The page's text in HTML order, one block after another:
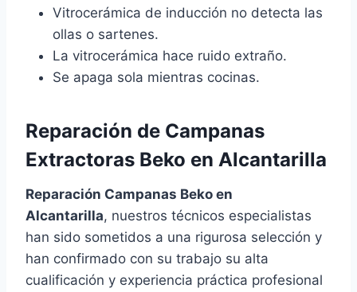
Vitrocerámica de inducción no detecta las
ollas o sartenes.
La vitrocerámica hace ruido extraño.
Se apaga sola mientras cocinas.
Reparación de Campanas
Extractoras Beko en Alcantarilla
Reparación Campanas Beko en
Alcantarilla, nuestros técnicos especialistas
han sido sometidos a una rigurosa selección y
han confirmado con su trabajo su alta
cualificación y experiencia práctica profesional